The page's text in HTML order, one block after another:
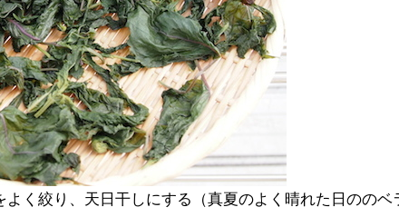
よく絞り、天日干しにする（真夏のよく晴れた日ののベ